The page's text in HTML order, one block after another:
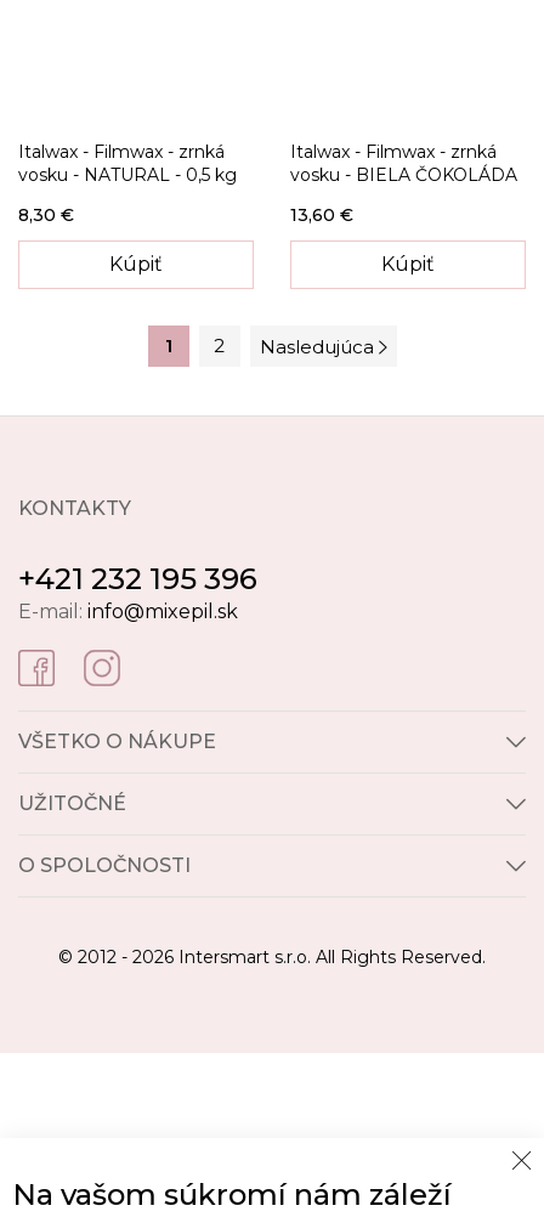
Italwax - Filmwax - zrnká
vosku - NATURAL - 0,5 kg
8,30 €
Kúpiť
Italwax - Filmwax - zrnká
vosku - BIELA ČOKOLÁDA
13,60 €
Kúpiť
1 2 Nasledujúca
KONTAKTY
+421 232 195 396
E-mail: info@mixepil.sk
VŠETKO O NÁKUPE
UŽITOČNÉ
O SPOLOČNOSTI
© 2012 - 2026 Intersmart s.r.o. All Rights Reserved.
Na vašom súkromí nám záleží